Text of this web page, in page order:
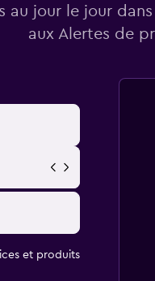
au jour le jour
aux Alertes de
et produits